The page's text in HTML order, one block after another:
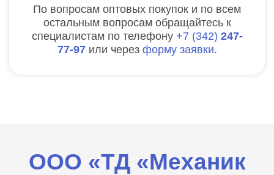
По вопросам оптовых покупок и по всем
остальным вопросам обращайтесь к
специалистам по телефону
7 342 247-
77-97 или через форму заявки.
ООО «ТД «Механик